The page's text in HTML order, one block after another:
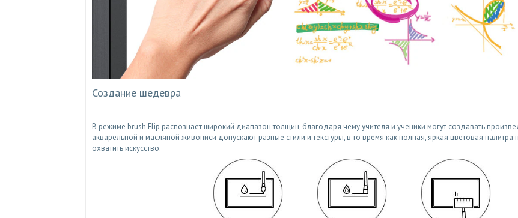
Создание шедевра
В режиме brush Flip распознает широкий диапазон толщин, благодаря чему учителя и ученики могут создавать
акварельной и масляной живописи допускают разные стили и текстуры, в то время как полная, яркая цветовая
охватить искусство.